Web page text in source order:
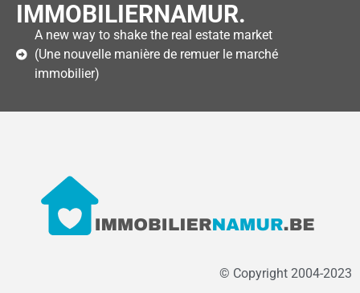
IMMOBILIERNAMUR.
A new way to shake the real estate market
(Une nouvelle manière de remuer le marché
immobilier)
© Copyright 2004-2023